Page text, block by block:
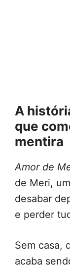
A
que
mentira
Amor de
de Meri,
desabar
e perder
Sem casa,
acaba